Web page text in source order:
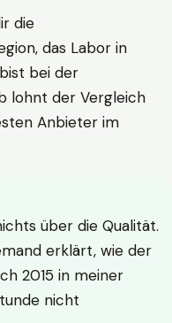
die
das Labor in
bei der
lohnt der Vergleich
Anbieter im
über die Qualität.
erklärt, wie der
2015 in meiner
nicht